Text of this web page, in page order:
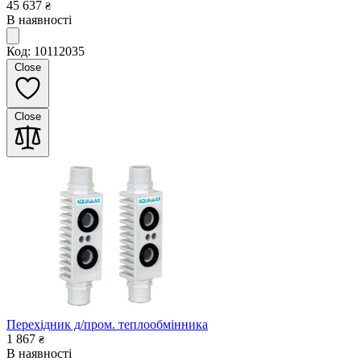
45 637 ₴
В наявності
Код: 10112035
Close
Close
Перехідник д/пром. теплообмінника
1 867 ₴
В наявності